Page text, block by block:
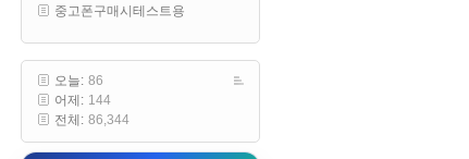
중고폰구매시테스트용
오늘: 86
어제: 144
전체: 86,344
니다. 벌써 12시가 넘었었네요
esils
어후 주무세요